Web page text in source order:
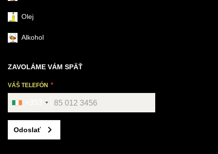
Olej
Alkohol
ZAVOLÁME VÁM SPÄŤ
VÁŠ TELEFÓN
Odoslať